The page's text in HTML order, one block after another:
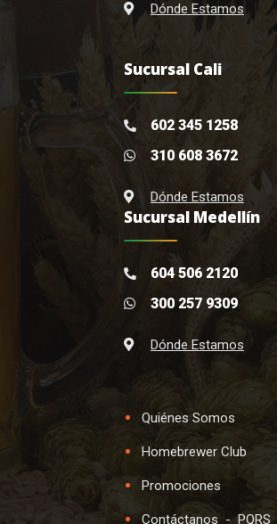
Dónde Estamos
Sucursal Cali
602 345 1258
310 608 3672
Dónde Estamos
Sucursal Medellín
604 506 2120
300 257 9309
Dónde Estamos
Quiénes Somos
Homebrewer Club
Promociones
Contáctanos - PQRS